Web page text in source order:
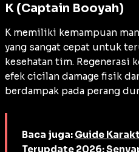
K (Captain Booyah)
K memiliki kemampuan
yang sangat cepat untuk
kesehatan tim. Regenerasi
efek cicilan damage fisik
berdampak pada perang
Baca juga: Guide
Terupdate 2026: